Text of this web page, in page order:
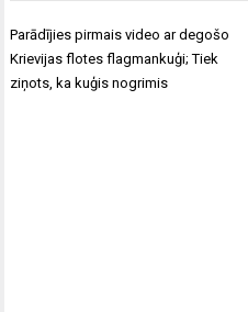
Ziņu
izvēlne
Parādījies pirmais video ar degošo
Krievijas flotes flagmankuģi; Tiek
ziņots, ka kuģis nogrimis